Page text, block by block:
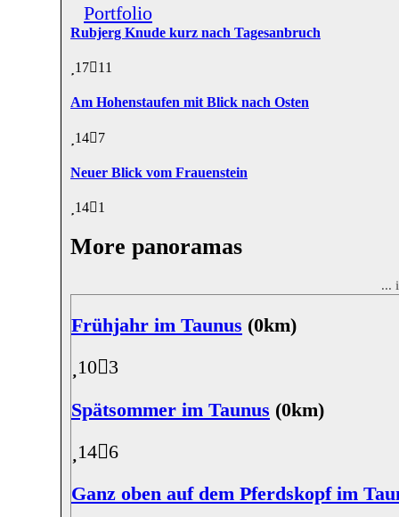
Portfolio
Rubjerg Knude kurz nach Tagesanbruch
17 11
Am Hohenstaufen mit Blick nach Osten
14 7
Neuer Blick vom Frauenstein
14 1
More panoramas
...
Frühjahr im Taunus (0km)
10 3
Spätsommer im Taunus (0km)
14 6
Ganz oben auf dem Pferdskopf im